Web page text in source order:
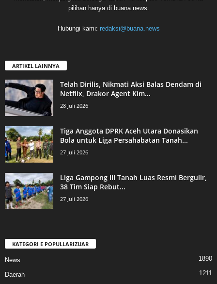
pilihan hanya di buana.news.
Hubungi kami: redaksi@buana.news
ARTIKEL LAINNYA
Telah Dirilis, Nikmati Aksi Balas Dendam di
Netflix, Drakor Agent Kim...
28 Juli 2026
Tiga Anggota DPRK Aceh Utara Donasikan
Bola untuk Liga Persahabatan Tanah...
27 Juli 2026
Liga Gampong III Tanah Luas Resmi Bergulir,
38 Tim Siap Rebut...
27 Juli 2026
KATEGORI E POPULLARIZUAR
News 1890
Daerah
1211